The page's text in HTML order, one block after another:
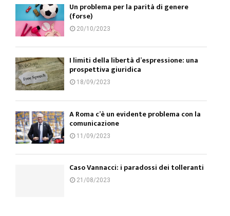
Un problema per la parità di genere
(forse)
20/10/2023
I limiti della libertà d’espressione: una
prospettiva giuridica
18/09/2023
A Roma c’è un evidente problema con la
comunicazione
11/09/2023
Caso Vannacci: i paradossi dei tolleranti
21/08/2023